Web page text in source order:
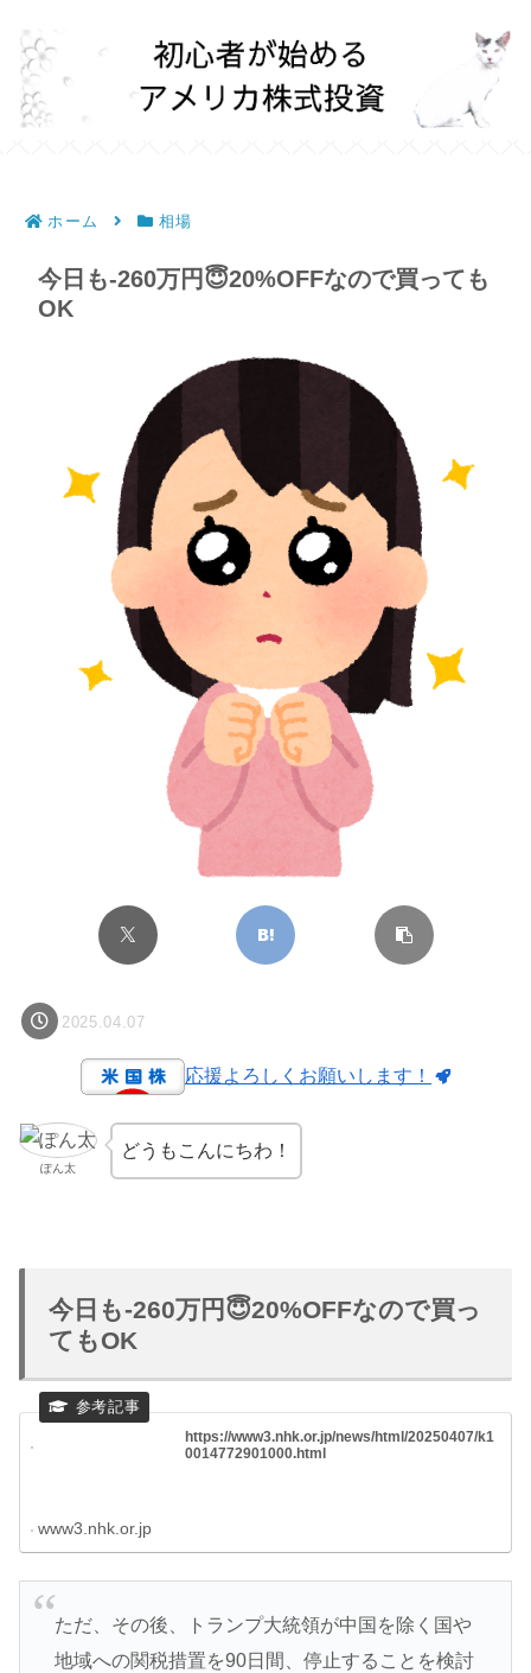
ホーム 相場
今日も-260万円😇20%OFFなので買っても
OK
2025.04.07
応援よろしくお願いします！
ぽん太
どうもこんにちわ！
今日も-260万円😇20%OFFなので買っ
てもOK
https://www3.nhk.or.jp/news/html/20250407/k1
0014772901000.html
www3.nhk.or.jp
ただ、その後、トランプ大統領が中国を除く国や
地域への関税措置を90日間、停止することを検討